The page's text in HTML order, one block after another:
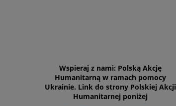
Wspieraj z nami: Polską Akcję
Humanitarną w ramach pomocy
Ukrainie. Link do strony Polskiej Akcji
Humanitarnej poniżej